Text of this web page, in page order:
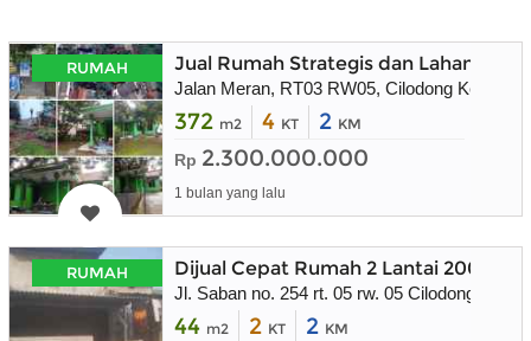
RUMAH Jual Rumah Strategis dan Lahan
Jalan Meran, RT03 RW05, Cilodong Kel. ,
372 m2 4 KT 2 KM
Rp 2.300.000.000
1 bulan yang lalu
RUMAH Dijual Cepat Rumah 2 Lantai 200 juta
Jl. Saban no. 254 rt. 05 rw. 05 Cilodong Depok
44 m2 2 KT 2 KM